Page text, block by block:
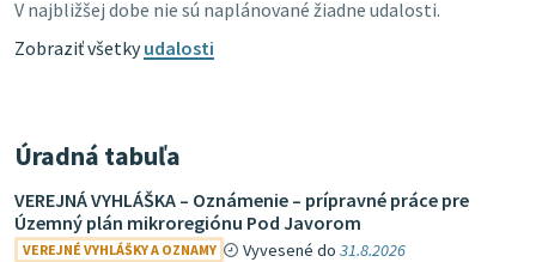
V najbližšej dobe nie sú naplánované žiadne udalosti.
Zobraziť všetkyudalosti
Úradná tabuľa
VEREJNÁ VYHLÁŠKA – Oznámenie – prípravné práce pre
Územný plán mikroregiónu Pod Javorom
VEREJNÉ VYHLÁŠKY A OZNAMY Vyvesené do31.8.2026